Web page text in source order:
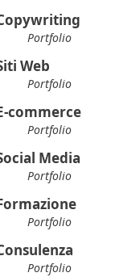
Portfolio
Web
Portfolio
commerce
Portfolio
Media
Portfolio
Portfolio
Portfolio